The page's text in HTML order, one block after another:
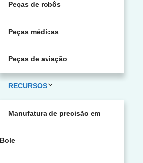
Peças de robôs
Peças médicas
Peças de aviação
RECURSOS
Manufatura de precisão em
Bole